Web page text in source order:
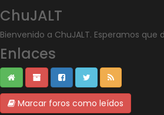
ChuJALT
Bienvenido a ChuJALT. Esperamos que
Enlaces
Marcar foros como leídos